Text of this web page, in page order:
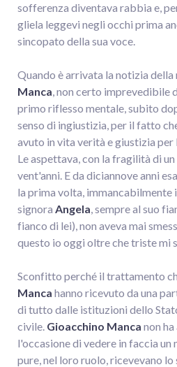
sofferenza diventava rabbia e,
gliela leggevi negli occhi prima
sincopato della sua voce.
Quando è arrivata la notizia della
Manca, non certo imprevedibile
primo riflesso mentale, subito
senso di ingiustizia, per il fatto
avuto in vita verità e giustizia per
Le aspettava, con la fragilità di
vent'anni. E da diciannove anni
la prima volta, immancabilmente
signora Angela, sempre al suo
fianco di lei), non aveva mai
questo io oggi oltre che triste mi
Sconfitto perché il trattamento
Manca hanno ricevuto da una
di tutto dalle istituzioni dello
civile. Gioacchino Manca non
l'occasione di vedere in faccia
pure, nel loro ruolo, ricevevano